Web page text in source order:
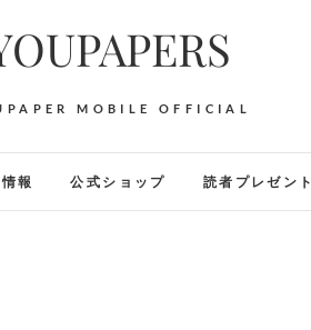
MOBILE OFFICIAL
報 公式ショップ 読者プレゼント